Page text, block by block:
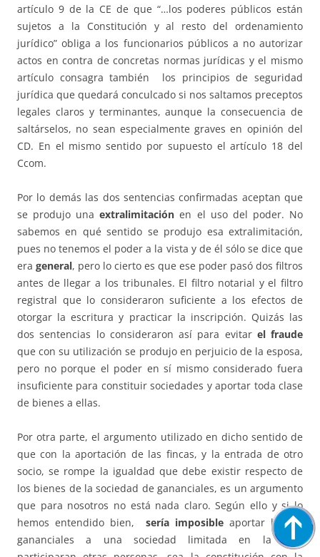
artículo 9 de la CE de que “…los poderes públicos están
sujetos a la Constitución y al resto del ordenamiento
jurídico” obliga a los funcionarios públicos a no autorizar
actos en contra de concretas normas jurídicas y el mismo
artículo consagra también los principios de seguridad
jurídica que quedará conculcado si nos saltamos preceptos
legales claros y terminantes, aunque la consecuencia de
saltárselos, no sean especialmente graves en opinión del
CD. En el mismo sentido por supuesto el artículo 18 del
Ccom.
Por lo demás las dos sentencias confirmadas aceptan que
se produjo unaextralimitación en el uso del poder. No
sabemos en qué sentido se produjo esa extralimitación,
pues no tenemos el poder a la vista y de él sólo se dice que
era general, pero lo cierto es que ese poder pasó dos filtros
antes de llegar a los tribunales. El filtro notarial y el filtro
registral que lo consideraron suficiente a los efectos de
otorgar la escritura y practicar la inscripción. Quizás las
dos sentencias lo consideraron así para evitar el fraude
que con su utilización se produjo en perjuicio de la esposa,
pero no porque el poder en sí mismo considerado fuera
insuficiente para constituir sociedades y aportar toda clase
de bienes a ellas.
Por otra parte, el argumento utilizado en dicho sentido de
que con la aportación de las fincas, y la entrada de otro
socio, se rompe la igualdad que debe existir respecto de
los bienes de la sociedad de gananciales, es un argumento
que para nosotros no está nada claro. Según ello y si lo
hemos entendido bien, sería imposible aportar bienes
gananciales a una sociedad limitada en la cual